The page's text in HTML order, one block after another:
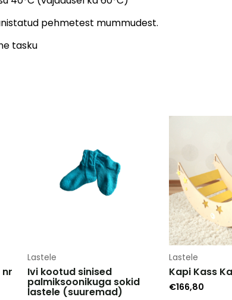
pehmetest mummudest.
tasku
Lastele
Ivi kootud sinised
palmiksoonikuga sokid
lastele (suuremad)
Lastele
Kapi Kass
€166,80